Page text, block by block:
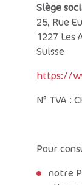
Siège
25, Rue
1227 Les
Suisse
https://
N° TVA :
Pour
notre